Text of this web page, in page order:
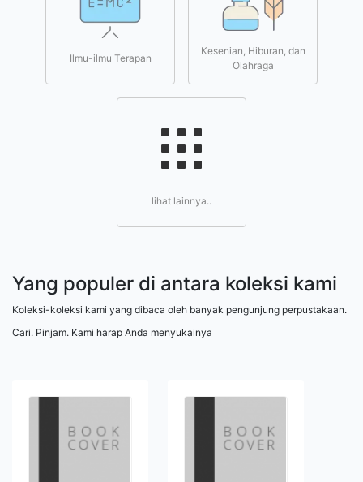
Ilmu-ilmu Terapan
Kesenian, Hiburan, dan
Olahraga
lihat lainnya..
Yang populer di antara koleksi kami
Koleksi-koleksi kami yang dibaca oleh banyak pengunjung perpustakaan.
Cari. Pinjam. Kami harap Anda menyukainya